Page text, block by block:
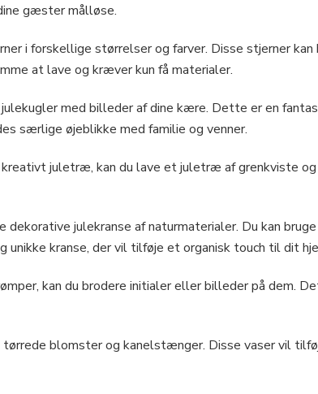
gæster målløse.
i forskellige størrelser og farver. Disse stjerner
at lave og kræver kun få materialer.
julekugler med billeder af dine kære. Dette er en
særlige øjeblikke med familie og venner.
kreativt juletræ, kan du lave et juletræ af grenkviste
dekorative julekranse af naturmaterialer. Du kan
kranse, der vil tilføje et organisk touch til dit
kan du brodere initialer eller billeder på dem.
tørrede blomster og kanelstænger. Disse vaser vil